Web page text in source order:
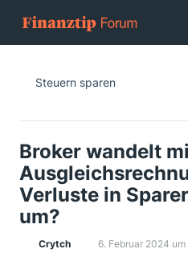
Steuern sparen
Broker wandelt
Verluste in
um?
Crytch 6. Februar 2024